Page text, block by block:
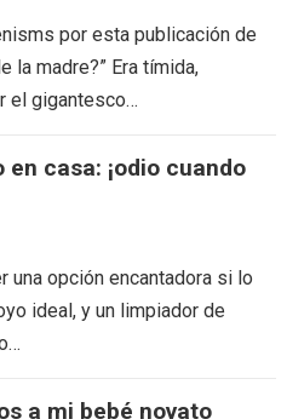
por esta publicación de
la madre?” Era tímida,
el gigantesco
casa: ¡odio cuando
una opción encantadora si lo
ideal, y un limpiador de
a mi bebé novato